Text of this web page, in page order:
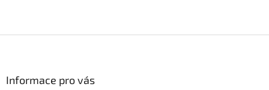
Informace pro vás